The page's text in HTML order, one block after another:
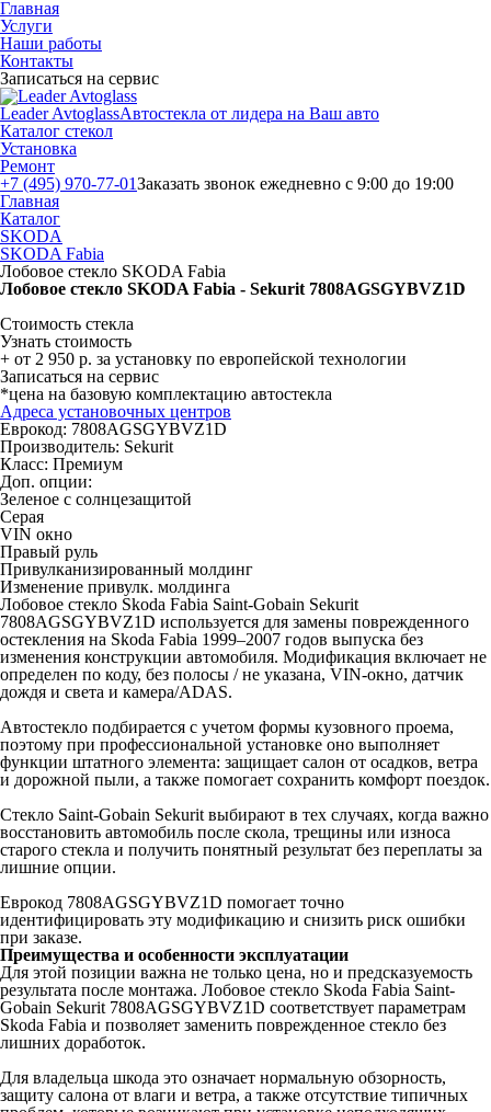
Главная
Услуги
Наши работы
Контакты
Записаться на сервис
Leader AvtoglassАвтостекла от лидера на Ваш авто
Каталог стекол
Установка
Ремонт
+7 (495) 970-77-01Заказать звонок ежедневно с 9:00 до 19:00
Главная
Каталог
SKODA
SKODA Fabia
Лобовое стекло SKODA Fabia
Лобовое стекло SKODA Fabia - Sekurit 7808AGSGYBVZ1D
Стоимость стекла
Узнать стоимость
+ от 2 950 р. за установку по европейской технологии
Записаться на сервис
*цена на базовую комплектацию автостекла
Адреса установочных центров
Еврокод: 7808AGSGYBVZ1D
Производитель: Sekurit
Класс: Премиум
Доп. опции:
Зеленое с солнцезащитой
Серая
VIN окно
Правый руль
Привулканизированный молдинг
Изменение привулк. молдинга
Лобовое стекло Skoda Fabia Saint-Gobain Sekurit
7808AGSGYBVZ1D используется для замены поврежденного
остекления на Skoda Fabia 1999–2007 годов выпуска без
изменения конструкции автомобиля. Модификация включает не
определен по коду, без полосы / не указана, VIN-окно, датчик
дождя и света и камера/ADAS.
Автостекло подбирается с учетом формы кузовного проема,
поэтому при профессиональной установке оно выполняет
функции штатного элемента: защищает салон от осадков, ветра
и дорожной пыли, а также помогает сохранить комфорт поездок.
Стекло Saint-Gobain Sekurit выбирают в тех случаях, когда важно
восстановить автомобиль после скола, трещины или износа
старого стекла и получить понятный результат без переплаты за
лишние опции.
Еврокод 7808AGSGYBVZ1D помогает точно
идентифицировать эту модификацию и снизить риск ошибки
при заказе.
Преимущества и особенности эксплуатации
Для этой позиции важна не только цена, но и предсказуемость
результата после монтажа. Лобовое стекло Skoda Fabia Saint-
Gobain Sekurit 7808AGSGYBVZ1D соответствует параметрам
Skoda Fabia и позволяет заменить поврежденное стекло без
лишних доработок.
Для владельца шкода это означает нормальную обзорность,
защиту салона от влаги и ветра, а также отсутствие типичных